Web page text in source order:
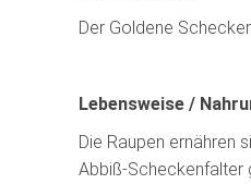
Der Goldene
Lebensweise /
Die Raupen ernähren
Abbiß-Scheckenfalter